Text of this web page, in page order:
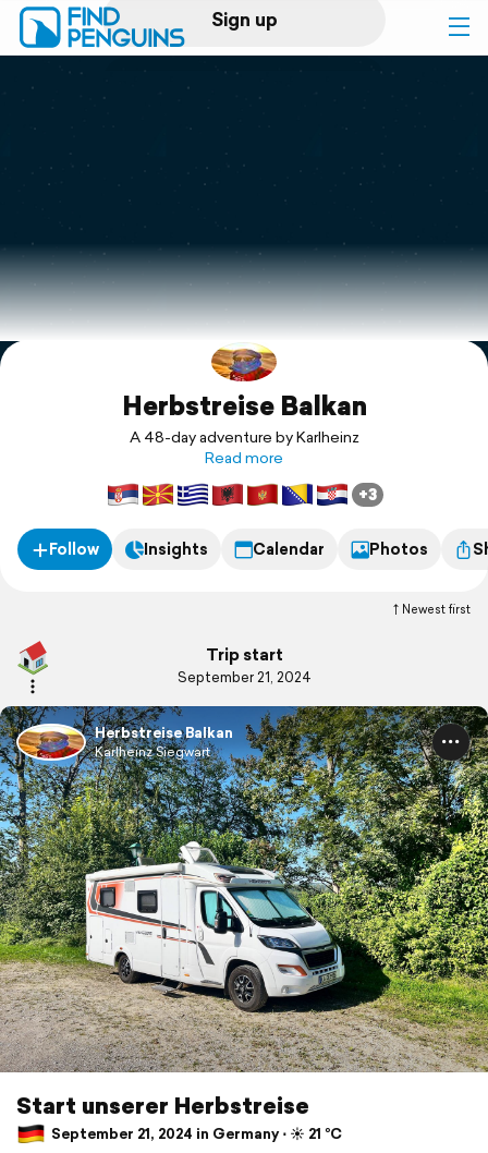
Sign up
Log in
Print a book
Flyover video
Explore
SupportHerbstreise Balkan
A 48-day adventure by Karlheinz
Read more
+3
Follow Insights Calendar Photos
Newest first
Trip start
September 21, 2024
Herbstreise Balkan
Karlheinz Siegwart
Start unserer Herbstreise
September 21, 2024 in Germany ⋅ ☀️ 21 °C